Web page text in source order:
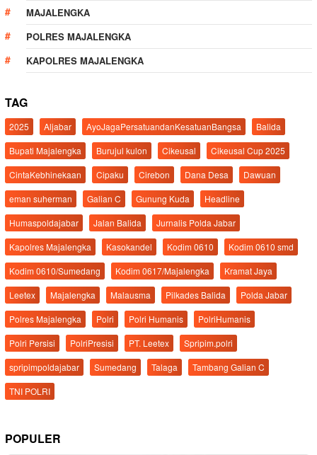
MAJALENGKA
POLRES MAJALENGKA
KAPOLRES MAJALENGKA
TAG
2025 Aljabar AyoJagaPersatuandanKesatuanBangsa
Balida
Bupati Majalengka
Burujul kulon Cikeusal
Cikeusal Cup 2025
CintaKebhinekaan
Cipaku Cirebon Dana Desa
Dawuan
eman suherman
Galian C Gunung Kuda
Headline
Humaspoldajabar
Jalan Balida
Jurnalis Polda Jabar
Kapolres Majalengka
Kasokandel Kodim 0610
Kodim 0610 smd
Kodim 0610/Sumedang
Kodim 0617/Majalengka
Kramat Jaya
Leetex
Majalengka Malausma Pilkades Balida
Polda Jabar
Polres Majalengka
Polri Polri Humanis
PolriHumanis
Polri Persisi
PolriPresisi PT. Leetex
Spripim.polri
spripimpoldajabar
Sumedang Talaga
Tambang Galian C
TNI POLRI
POPULER